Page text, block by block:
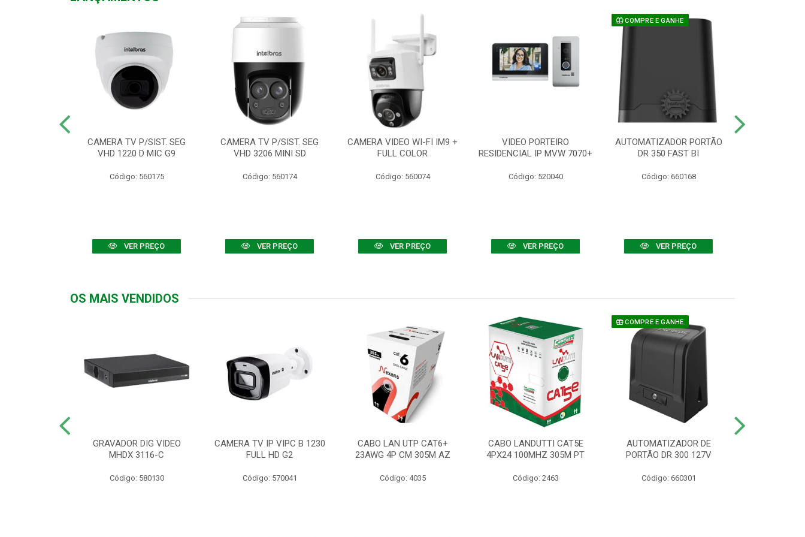
CAMERA TV P/SIST. SEG
VHD 1220 D MIC G9
Código: 560175
VER PREÇO
CAMERA TV P/SIST. SEG
VHD 3206 MINI SD
Código: 560174
VER PREÇO
CAMERA VIDEO WI-FI IM9 +
FULL COLOR
Código: 560074
VER PREÇO
VIDEO PORTEIRO
RESIDENCIAL IP MVW 7070+
Código: 520040
VER PREÇO
COMPRE E GANHE
AUTOMATIZADOR PORTÃO
DR 350 FAST BI
Código: 660168
VER PREÇO
OS MAIS VENDIDOS
GRAVADOR DIG VIDEO
MHDX 3116-C
Código: 580130
CAMERA TV IP VIPC B 1230
FULL HD G2
Código: 570041
CABO LAN UTP CAT6+
23AWG 4P CM 305M AZ
Código: 4035
CABO LANDUTTI CAT5E
4PX24 100MHZ 305M PT
Código: 2463
COMPRE E GANHE
AUTOMATIZADOR DE
PORTÃO DR 300 127V
Código: 660301